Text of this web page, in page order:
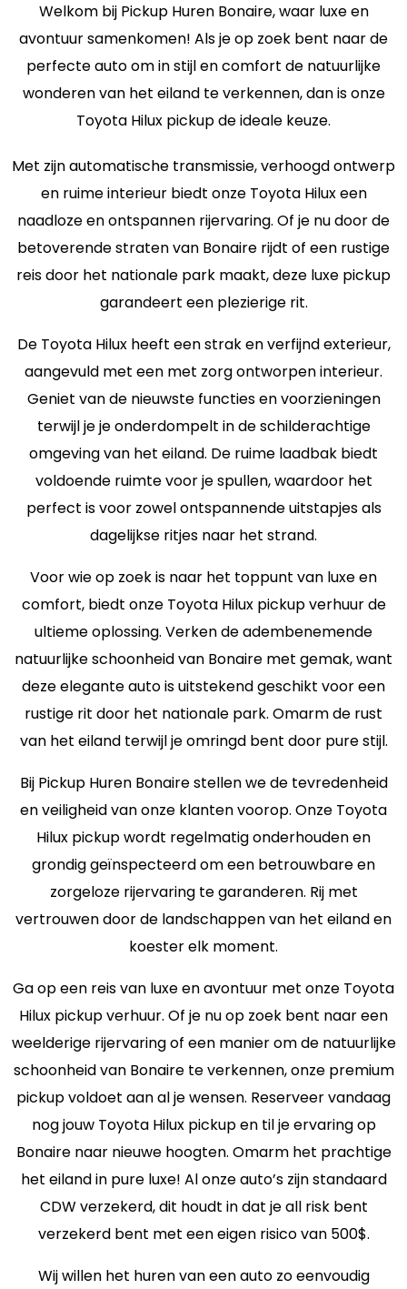
Welkom bij Pickup Huren Bonaire, waar luxe en
avontuur samenkomen! Als je op zoek bent naar de
perfecte auto om in stijl en comfort de natuurlijke
wonderen van het eiland te verkennen, dan is onze
Toyota Hilux pickup de ideale keuze.
Met zijn automatische transmissie, verhoogd ontwerp
en ruime interieur biedt onze Toyota Hilux een
naadloze en ontspannen rijervaring. Of je nu door de
betoverende straten van Bonaire rijdt of een rustige
reis door het nationale park maakt, deze luxe pickup
garandeert een plezierige rit.
De Toyota Hilux heeft een strak en verfijnd exterieur,
aangevuld met een met zorg ontworpen interieur.
Geniet van de nieuwste functies en voorzieningen
terwijl je je onderdompelt in de schilderachtige
omgeving van het eiland. De ruime laadbak biedt
voldoende ruimte voor je spullen, waardoor het
perfect is voor zowel ontspannende uitstapjes als
dagelijkse ritjes naar het strand.
Voor wie op zoek is naar het toppunt van luxe en
comfort, biedt onze Toyota Hilux pickup verhuur de
ultieme oplossing. Verken de adembenemende
natuurlijke schoonheid van Bonaire met gemak, want
deze elegante auto is uitstekend geschikt voor een
rustige rit door het nationale park. Omarm de rust
van het eiland terwijl je omringd bent door pure stijl.
Bij Pickup Huren Bonaire stellen we de tevredenheid
en veiligheid van onze klanten voorop. Onze Toyota
Hilux pickup wordt regelmatig onderhouden en
grondig geïnspecteerd om een betrouwbare en
zorgeloze rijervaring te garanderen. Rij met
vertrouwen door de landschappen van het eiland en
koester elk moment.
Ga op een reis van luxe en avontuur met onze Toyota
Hilux pickup verhuur. Of je nu op zoek bent naar een
weelderige rijervaring of een manier om de natuurlijke
schoonheid van Bonaire te verkennen, onze premium
pickup voldoet aan al je wensen. Reserveer vandaag
nog jouw Toyota Hilux pickup en til je ervaring op
Bonaire naar nieuwe hoogten. Omarm het prachtige
het eiland in pure luxe! Al onze auto’s zijn standaard
CDW verzekerd, dit houdt in dat je all risk bent
verzekerd bent met een eigen risico van 500$.
Wij willen het huren van een auto zo eenvoudig